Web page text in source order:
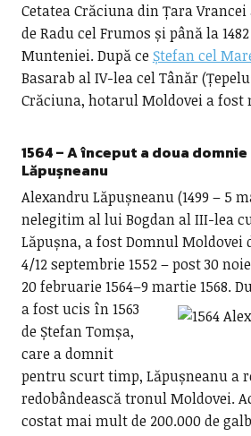
Cetatea Crăciuna din Țara
de Radu cel Frumos și până la
Munteniei. După ce Ștefan cel
Basarab al IV-lea cel Tânăr
Crăciuna, hotarul Moldovei a fost
1564 – A început a doua domnie
Lăpușneanu
Alexandru Lăpușneanu (1499 – 5
nelegitim al lui Bogdan al III-lea
Lăpușna, a fost Domnul
4/12 septembrie 1552 – post 30
20 februarie 1564–9 martie 1568.
a fost ucis în 1563
de Ștefan Tomșa,
care a domnit
pentru scurt timp, Lăpușneanu a
redobândească tronul Moldovei.
costat mai mult de 200.000 de